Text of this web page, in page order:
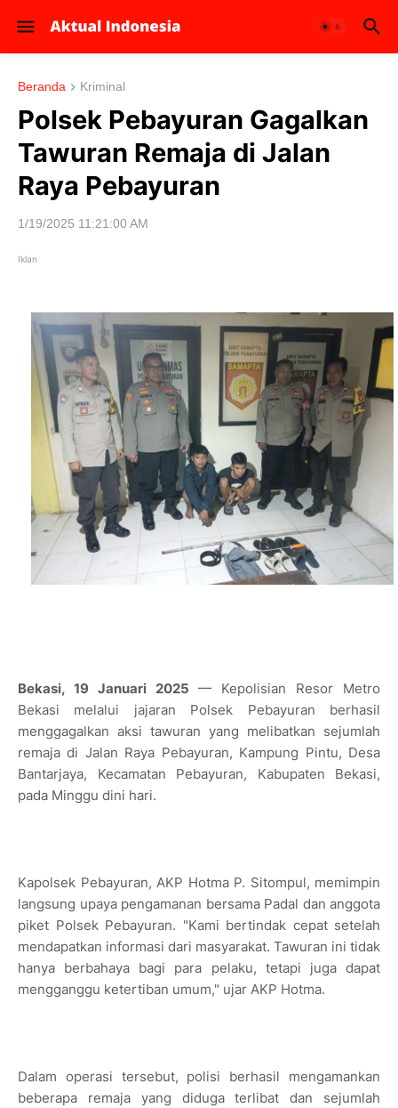
Beranda Kriminal
Polsek Pebayuran Gagalkan
Tawuran Remaja di Jalan
Raya Pebayuran
1/19/2025 11:21:00 AM
Iklan
Bekasi, 19 Januari 2025 — Kepolisian Resor Metro
Bekasi melalui jajaran Polsek Pebayuran berhasil
menggagalkan aksi tawuran yang melibatkan sejumlah
remaja di Jalan Raya Pebayuran, Kampung Pintu, Desa
Bantarjaya, Kecamatan Pebayuran, Kabupaten Bekasi,
pada Minggu dini hari.
Kapolsek Pebayuran, AKP Hotma P. Sitompul, memimpin
langsung upaya pengamanan bersama Padal dan anggota
piket Polsek Pebayuran. "Kami bertindak cepat setelah
mendapatkan informasi dari masyarakat. Tawuran ini tidak
hanya berbahaya bagi para pelaku, tetapi juga dapat
mengganggu ketertiban umum," ujar AKP Hotma.
Dalam operasi tersebut, polisi berhasil mengamankan
beberapa remaja yang diduga terlibat dan sejumlah